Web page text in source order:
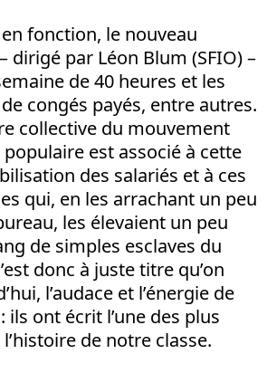
fonction, le nouveau
dirigé par Léon Blum (SFIO) –
de 40 heures et les
congés payés, entre autres.
collective du mouvement
est associé à cette
des salariés et à ces
qui, en les arrachant un peu
les élevaient un peu
de simples esclaves du
donc à juste titre qu’on
l’audace et l’énergie de
ils ont écrit l’une des plus
de notre classe.